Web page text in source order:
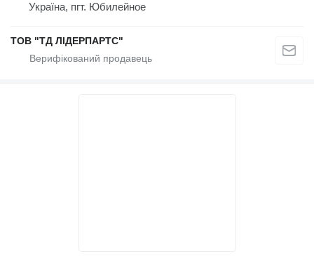
Україна, пгт. Юбилейное
ТОВ "ТД ЛІДЕРПАРТС"